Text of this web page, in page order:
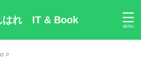
はれ IT & Book
>